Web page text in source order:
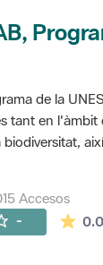
de la
tant en l'àmbit
biodiversitat,
Accesos
- 0.0